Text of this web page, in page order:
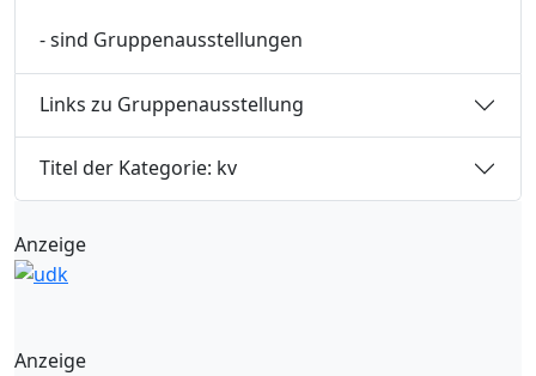
- sind Gruppenausstellungen
Links zu Gruppenausstellung
Titel der Kategorie: kv
Anzeige
Anzeige